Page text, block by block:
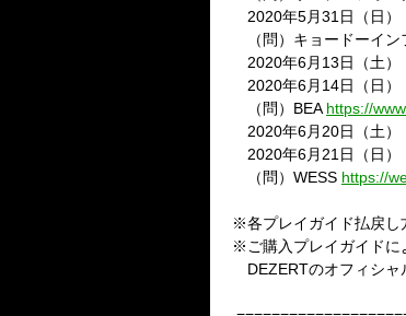
2020年5月31 日（日）
（問）キョードーイン
2020年6月 13日（土）
2020年6月 14日（日）
（問） BEA https://
2020年6月 20日（土）
2020年6月 21 日（日）
（問） WESS https://
※各プレイガイド払戻し
※ご購入プレイガイドに
DEZERTのオフィシャ